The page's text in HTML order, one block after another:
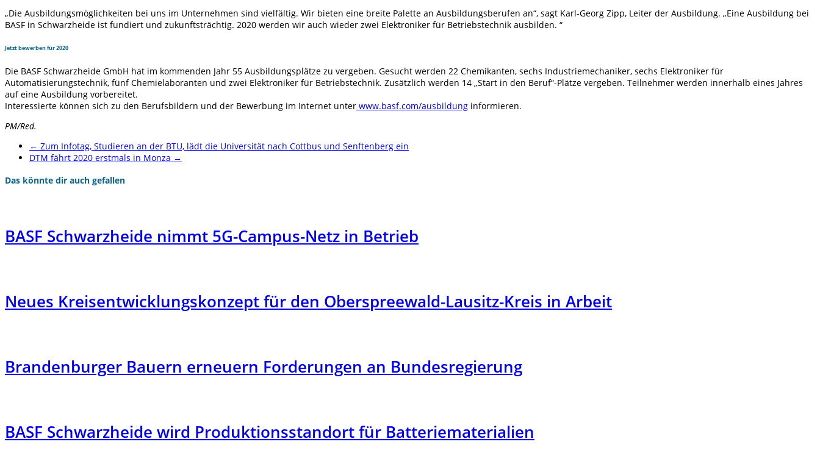
„Die Ausbildungsmöglichkeiten bei uns im Unternehmen sind vielfältig. Wir bieten eine breite Palette an Ausbildungsberufen an“, sagt Karl-Georg Zipp, Leiter der Ausbildung. „Eine Ausbildung bei
BASF in Schwarzheide ist fundiert und zukunftsträchtig. 2020 werden wir auch wieder zwei Elektroniker für Betriebstechnik ausbilden. “
Jetzt bewerben für 2020
Die BASF Schwarzheide GmbH hat im kommenden Jahr 55 Ausbildungsplätze zu vergeben. Gesucht werden 22 Chemikanten, sechs Industriemechaniker, sechs Elektroniker für
Automatisierungstechnik, fünf Chemielaboranten und zwei Elektroniker für Betriebstechnik. Zusätzlich werden 14 „Start in den Beruf“-Plätze vergeben. Teilnehmer werden innerhalb eines Jahres
auf eine Ausbildung vorbereitet.
Interessierte können sich zu den Berufsbildern und der Bewerbung im Internet unter www.basf.com/ausbildung informieren.
PM/Red.
← Zum Infotag, Studieren an der BTU, lädt die Universität nach Cottbus und Senftenberg ein
DTM fährt 2020 erstmals in Monza →
Das könnte dir auch gefallen
BASF Schwarzheide nimmt 5G-Campus-Netz in Betrieb
Neues Kreisentwicklungskonzept für den Oberspreewald-Lausitz-Kreis in Arbeit
Brandenburger Bauern erneuern Forderungen an Bundesregierung
BASF Schwarzheide wird Produktionsstandort für Batteriematerialien